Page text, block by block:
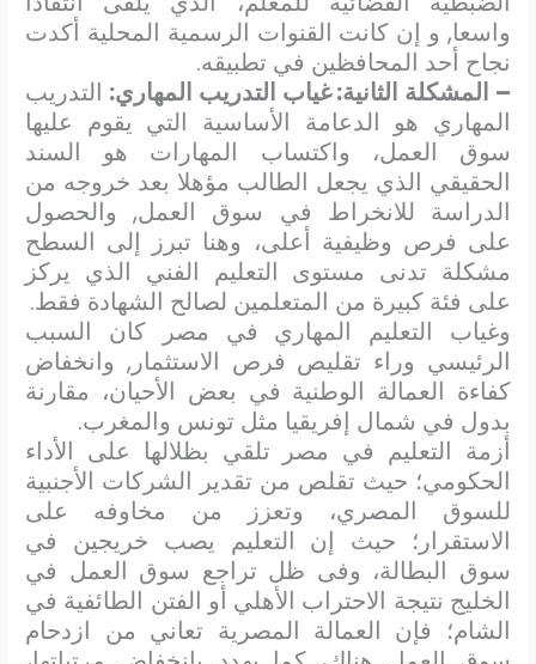
واسعا, و إن كانت القنوات الرسمية المحلية أكدت
نجاح أحد المحافظين في تطبيقه.
– المشكلة الثانية: غياب التدريب المهاري: التدريب
المهاري هو الدعامة الأساسية التي يقوم عليها
سوق العمل، واكتساب المهارات هو السند
الحقيقي الذي يجعل الطالب مؤهلا بعد خروجه من
الدراسة للانخراط في سوق العمل, والحصول
على فرص وظيفية أعلى، وهنا تبرز إلى السطح
مشكلة تدنى مستوى التعليم الفني الذي يركز
على فئة كبيرة من المتعلمين لصالح الشهادة فقط.
وغياب التعليم المهاري في مصر كان السبب
الرئيسي وراء تقليص فرص الاستثمار, وانخفاض
كفاءة العمالة الوطنية في بعض الأحيان، مقارنة
بدول في شمال إفريقيا مثل تونس والمغرب.
أزمة التعليم في مصر تلقي بظلالها على الأداء
الحكومي؛ حيث تقلص من تقدير الشركات الأجنبية
للسوق المصري، وتعزز من مخاوفه على
الاستقرار؛ حيث إن التعليم يصب خريجين في
سوق البطالة، وفى ظل تراجع سوق العمل في
الخليج نتيجة الاحتراب الأهلي أو الفتن الطائفية في
الشام؛ فإن العمالة المصرية تعاني من ازدحام